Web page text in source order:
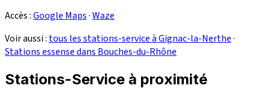
Accès :Google Maps·Waze
Voir aussi : tous les stations-service à Gignac-la-Nerthe·
Stations essense dans Bouches-du-Rhône
Stations-Service à proximité